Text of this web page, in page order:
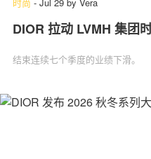
DIOR 拉动 LVMH 集团
结束连续七个季度的业绩下滑。